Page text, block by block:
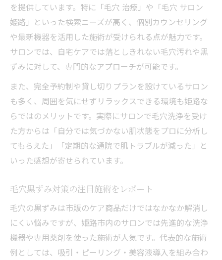
を提供しています。特に「毛穴 治療」や「毛穴 サロン
姫路」といった検索ニーズが高く、個別カウンセリング
や最新機器を活用した施術が受けられる点が魅力です。
サロンでは、自宅ケアでは落としきれない毛穴汚れや黒
ずみに対して、専門的なアプローチが可能です。
また、完全予約制や貸し切りプランを設けているサロン
も多く、周囲を気にせずリラックスできる環境も姫路な
らではのメリットです。実際にサロンで毛穴洗浄を受け
た方からは「自分では気づかない肌状態をプロに分析し
てもらえた」「定期的な通院で肌トラブルが減った」と
いった感想が寄せられています。
毛穴黒ずみ対策の注目施術をレポート
毛穴の黒ずみは市販のケア商品だけではなかなか解消し
にくい悩みですが、姫路市内のサロンでは先進的な洗浄
機器や専用薬剤を使った施術が人気です。代表的な施術
例としては、吸引・ピーリング・美容液導入を組み合わ